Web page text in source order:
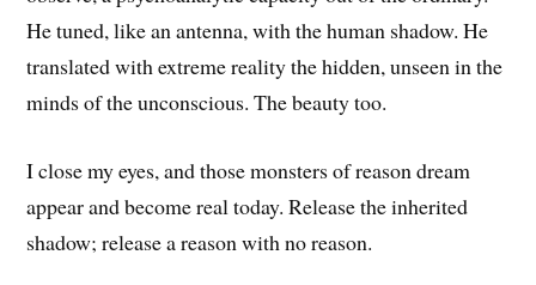
He tuned, like an antenna, with the human shadow. He
translated with extreme reality the hidden, unseen in the
minds of the unconscious. The beauty too.
I close my eyes, and those monsters of reason dream
appear and become real today. Release the inherited
shadow; release a reason with no reason.